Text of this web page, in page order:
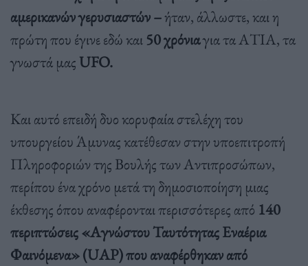
αμερικανών γερυσιαστών –ήταν, άλλωστε, και η
πρώτη που έγινε εδώ και 50 χρόνιαγια τα ΑΤΙΑ, τα
γνωστά μας UFO.
Και αυτό επειδή δυο κορυφαία στελέχη του
υπουργείου Άμυνας κατέθεσαν στην υποεπιτροπή
Πληροφοριών της Βουλής των Αντιπροσώπων,
περίπου ένα χρόνο μετά τη δημοσιοποίηση μιας
έκθεσης όπου αναφέρονται περισσότερες από 140
περιπτώσεις «Αγνώστου Ταυτότητας Εναέρια
Φαινόμενα» (UAP) που αναφέρθηκαν από